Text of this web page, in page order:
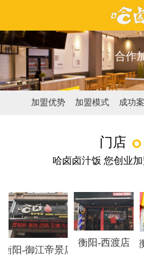
合作
加盟优势 加盟模式 成功
门店
哈卤卤汁饭 您创业
衡阳-御江帝景店
衡阳-西渡店